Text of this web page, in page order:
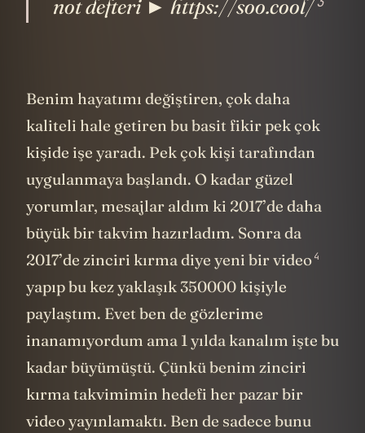
not defteri ► https://soo.cool/
Benim hayatımı değiştiren, çok daha
kaliteli hale getiren bu basit fikir pek çok
kişide işe yaradı. Pek çok kişi tarafından
uygulanmaya başlandı. O kadar güzel
yorumlar, mesajlar aldım ki 2017’de daha
büyük bir takvim hazırladım. Sonra da
2017’de zinciri kırma diye yeni bir video4
yapıp bu kez yaklaşık 350000 kişiyle
paylaştım. Evet ben de gözlerime
inanamıyordum ama 1 yılda kanalım işte bu
kadar büyümüştü. Çünkü benim zinciri
kırma takvimimin hedefi her pazar bir
video yayınlamaktı. Ben de sadece bunu